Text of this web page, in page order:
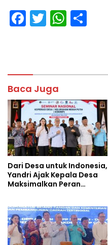
F
o
o
k
T W
p
p
Baca Juga
Dari Desa untuk Indonesia,
Yandri Ajak Kepala Desa
Maksimalkan Peran